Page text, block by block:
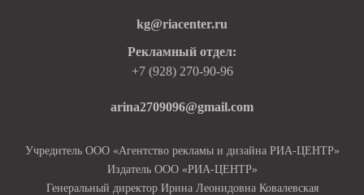
kg@riacenter.ru
Рекламный отдел:
+7 (928) 270-90-96
arina2709096@gmail.com
Учредитель ООО «Агентство рекламы и дизайна РИА-ЦЕНТР»
Издатель ООО «РИА-ЦЕНТР»
Генеральный директор Ирина Леонидовна Ковалевская